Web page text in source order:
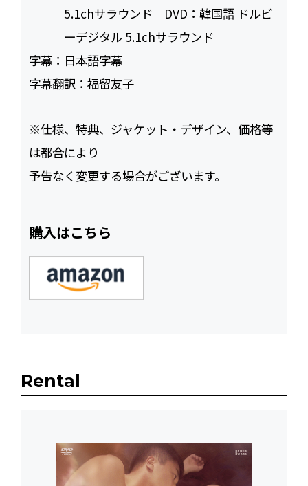
5.1chサラウンド DVD：韓国語 ドルビ
ーデジタル 5.1chサラウンド
字幕： 日本語字幕
字幕翻訳：福留友子
※仕様、特典、ジャケット・デザイン、価格等
は都合により
予告なく変更する場合がございます。
購入はこちら
Rental